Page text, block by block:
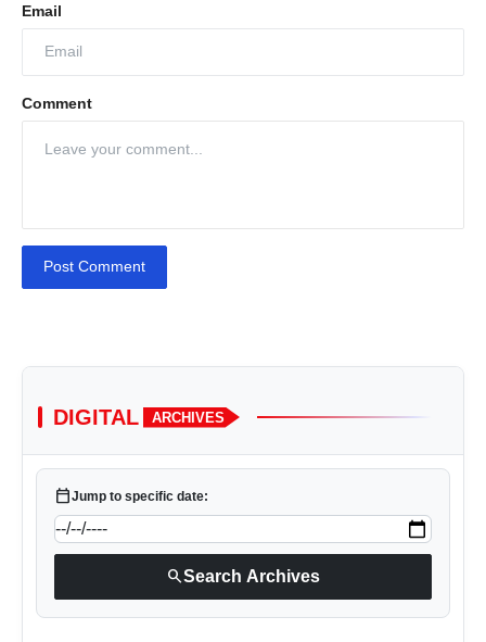
Email
Comment
Post Comment
DIGITAL ARCHIVES
calendar_todayJump to specific date:
searchSearch Archives